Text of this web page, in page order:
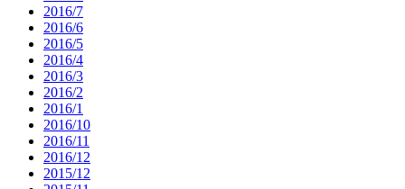
2016/7
2016/6
2016/5
2016/4
2016/3
2016/2
2016/1
2016/10
2016/11
2016/12
2015/12